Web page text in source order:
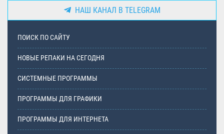
НАШ КАНАЛ В TELEGRAM
ПОИСК ПО САЙТУ
НОВЫЕ РЕПАКИ НА СЕГОДНЯ
СИСТЕМНЫЕ ПРОГРАММЫ
ПРОГРАММЫ ДЛЯ ГРАФИКИ
ПРОГРАММЫ ДЛЯ ИНТЕРНЕТА